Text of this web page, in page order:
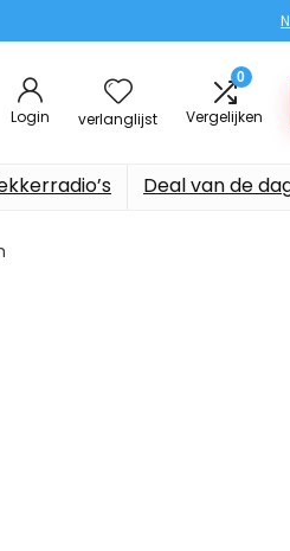
Login verlanglijst
0
Vergelijken
Deal van de